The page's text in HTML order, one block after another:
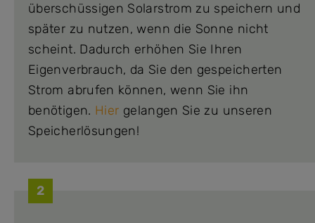
überschüssigen Solarstrom zu speichern und
später zu nutzen, wenn die Sonne nicht
scheint. Dadurch erhöhen Sie Ihren
Eigenverbrauch, da Sie den gespeicherten
Strom abrufen können, wenn Sie ihn
benötigen. Hier gelangen Sie zu unseren
Speicherlösungen!
2